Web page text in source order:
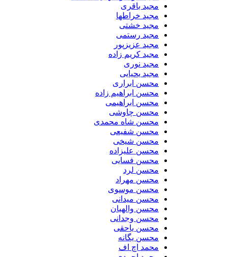
مجید باقری
مجید خراطها
مجید خشتی
مجید رستمی
مجید عزیزپور
مجید کریم زاده
مجید نوری
مجید یحیایی
محسن ابراری
محسن ابراهیم زاده
محسن ابراهیمی
محسن چاوشی
محسن شاه محمدی
محسن شفیعی
محسن شیخی
محسن علیزاده
محسن فسایی
محسن لرد
محسن مهراد
محسن موسوی
محسن میدانی
محسن والهیان
محسن وجدانی
محسن یاحقی
محسن یگانه
محمد اچ اف